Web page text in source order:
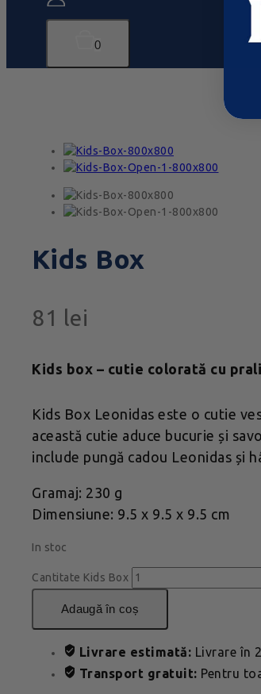
0
Kids Box
81 lei
Kids box – cutie colorată cu
Kids Box Leonidas este o cutie
această cutie aduce bucurie și
include pungă cadou Leonidas și
Gramaj: 230 g
Dimensiune: 9.5 x 9.5 x 9.5 cm
In stoc
Cantitate Kids Box
adaugă în coș
Livrare estimată: Livrare în
Transport gratuit: Pentru